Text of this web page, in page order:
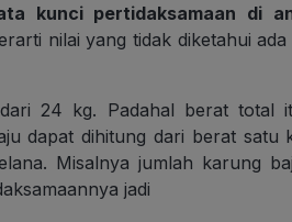
kunci pertidaksamaan di
nilai yang tidak diketahui
24 kg. Padahal berat total
dapat dihitung dari berat satu
Misalnya jumlah karung
jadi